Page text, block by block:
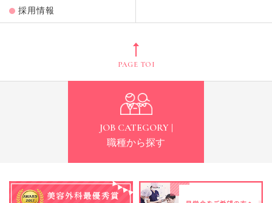
採用情報
JOB CATEGORY |
職種から探す
PAGE TOP